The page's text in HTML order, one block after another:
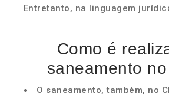
Entretanto, na linguagem
Como é
saneamento
O saneamento, também, no